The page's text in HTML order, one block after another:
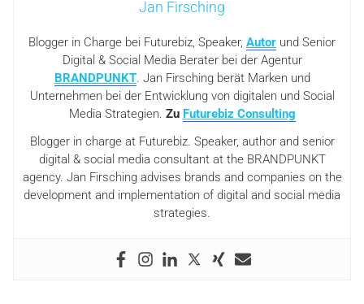
Jan Firsching
Blogger in Charge bei Futurebiz, Speaker, Autor und Senior
Digital & Social Media Berater bei der Agentur
BRANDPUNKT. Jan Firsching berät Marken und
Unternehmen bei der Entwicklung von digitalen und Social
Media Strategien. Zu Futurebiz Consulting
Blogger in charge at Futurebiz. Speaker, author and senior
digital & social media consultant at the BRANDPUNKT
agency. Jan Firsching advises brands and companies on the
development and implementation of digital and social media
strategies.